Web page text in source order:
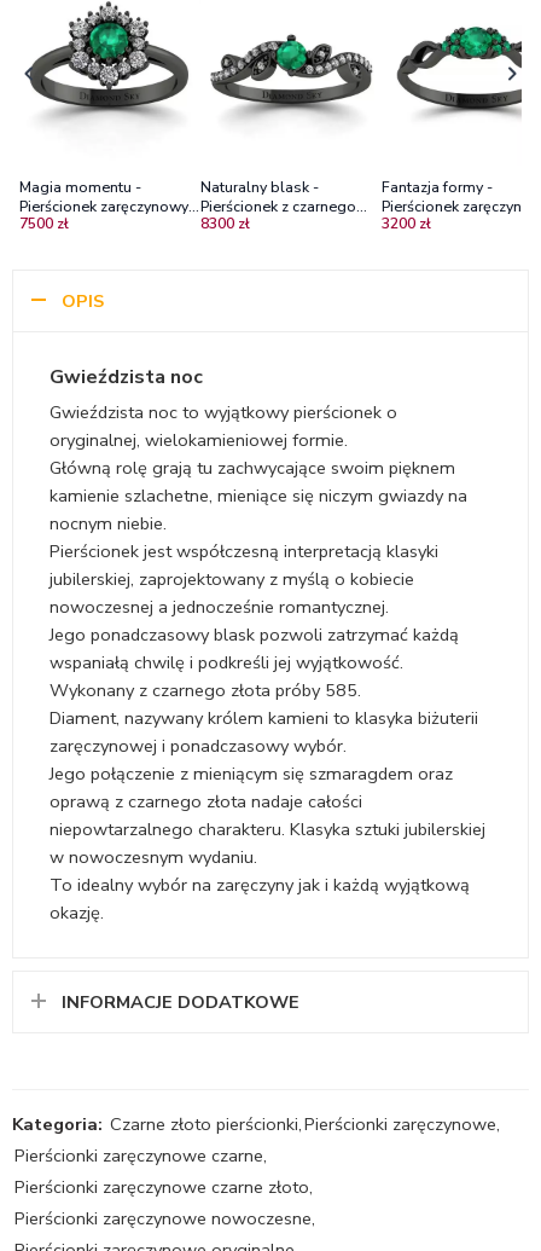
Magia momentu -
Pierścionek zaręczynowy z
czarnego złota ze
7500 zł
Naturalny blask -
Pierścionek z czarnego
złota ze szmaragdem i
8300 zł
Fantazja formy -
Pierścionek
Diamond Sky, czarne
3200 zł
OPIS
Gwieździsta noc
Gwieździsta noc to wyjątkowy pierścionek o
oryginalnej, wielokamieniowej formie.
Główną rolę grają tu zachwycające swoim pięknem
kamienie szlachetne, mieniące się niczym gwiazdy na
nocnym niebie.
Pierścionek jest współczesną interpretacją klasyki
jubilerskiej, zaprojektowany z myślą o kobiecie
nowoczesnej a jednocześnie romantycznej.
Jego ponadczasowy blask pozwoli zatrzymać każdą
wspaniałą chwilę i podkreśli jej wyjątkowość.
Wykonany z czarnego złota próby 585.
Diament, nazywany królem kamieni to klasyka biżuterii
zaręczynowej i ponadczasowy wybór.
Jego połączenie z mieniącym się szmaragdem oraz
oprawą z czarnego złota nadaje całości
niepowtarzalnego charakteru. Klasyka sztuki jubilerskiej
w nowoczesnym wydaniu.
To idealny wybór na zaręczyny jak i każdą wyjątkową
okazję.
INFORMACJE DODATKOWE
Kategoria: Czarne złoto pierścionki,Pierścionki zaręczynowe,
Pierścionki zaręczynowe czarne,
Pierścionki zaręczynowe czarne złoto,
Pierścionki zaręczynowe nowoczesne,